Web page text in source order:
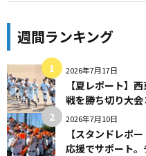
週間ランキング
2026年7月17日
【夏レポート】
戦を勝ち切り大会
2026年7月10日
【スタンドレポ
応援でサポート